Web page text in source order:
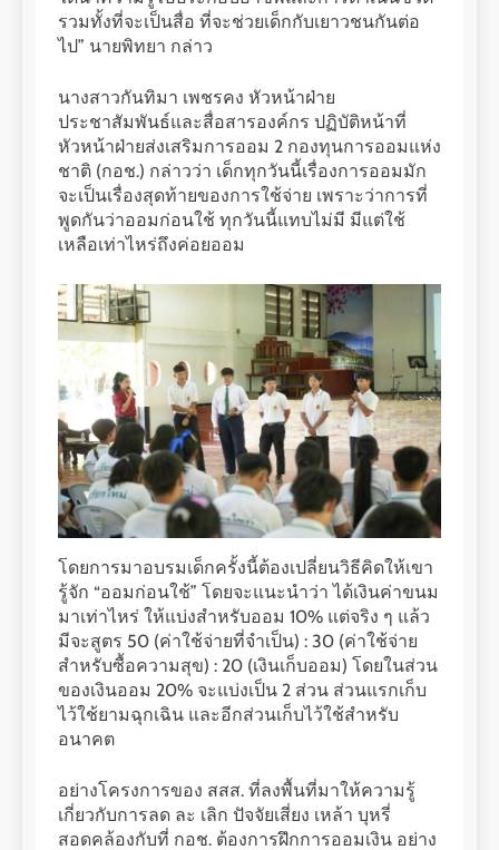
รวมทั้งที่จะเป็นสื่อ ที่จะช่วยเด็กกับเยาวชนกันต่อ
ไป” นายพิทยา กล่าว
นางสาวกันทิมา เพชรคง หัวหน้าฝ่าย
ประชาสัมพันธ์และสื่อสารองค์กร ปฏิบัติหน้าที่
หัวหน้าฝ่ายส่งเสริมการออม 2 กองทุนการออมแห่ง
ชาติ (กอช.) กล่าวว่า เด็กทุกวันนี้เรื่องการออมมัก
จะเป็นเรื่องสุดท้ายของการใช้จ่าย เพราะว่าการที่
พูดกันว่าออมก่อนใช้ ทุกวันนี้แทบไม่มี มีแต่ใช้
เหลือเท่าไหร่ถึงค่อยออม
โดยการมาอบรมเด็กครั้งนี้ต้องเปลี่ยนวิธีคิดให้เขา
รู้จัก “ออมก่อนใช้” โดยจะแนะนำว่า ได้เงินค่าขนม
มาเท่าไหร่ ให้แบ่งสำหรับออม 10% แต่จริง ๆ แล้ว
มีจะสูตร 50 (ค่าใช้จ่ายที่จำเป็น) : 30 (ค่าใช้จ่าย
สำหรับซื้อความสุข) : 20 (เงินเก็บออม) โดยในส่วน
ของเงินออม 20% จะแบ่งเป็น 2 ส่วน ส่วนแรกเก็บ
ไว้ใช้ยามฉุกเฉิน และอีกส่วนเก็บไว้ใช้สำหรับ
อนาคต
อย่างโครงการของ สสส. ที่ลงพื้นที่มาให้ความรู้
เกี่ยวกับการลด ละ เลิก ปัจจัยเสี่ยง เหล้า บุหรี่
สอดคล้องกับที่ กอช. ต้องการฝึกการออมเงิน อย่าง